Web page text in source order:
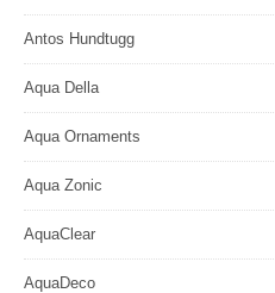
Antos Hundtugg
Aqua Della
Aqua Ornaments
Aqua Zonic
AquaClear
AquaDeco